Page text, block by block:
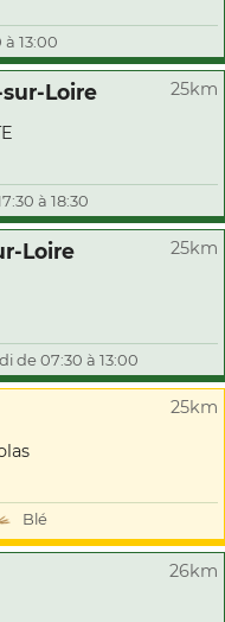
13:00
Loire 25km
à 18:30
Loire 25km
de 07:30 à 13:00
25km
Blé
26km